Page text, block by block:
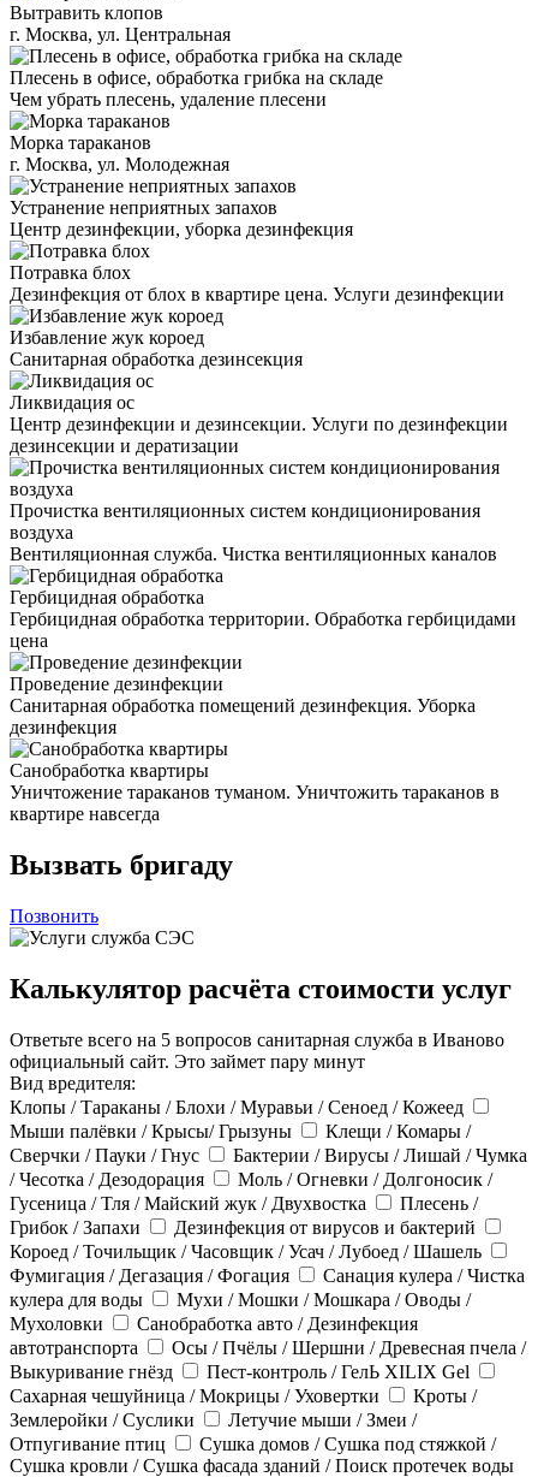
Вытравить клопов
г. Москва, ул. Центральная
Плесень в офисе, обработка грибка на складе
Чем убрать плесень, удаление плесени
Морка тараканов
г. Москва, ул. Молодежная
Устранение неприятных запахов
Центр дезинфекции, уборка дезинфекция
Потравка блох
Дезинфекция от блох в квартире цена. Услуги дезинфекции
Избавление жук короед
Санитарная обработка дезинсекция
Ликвидация ос
Центр дезинфекции и дезинсекции. Услуги по дезинфекции
дезинсекции и дератизации
Прочистка вентиляционных систем кондиционирования
воздуха
Вентиляционная служба. Чистка вентиляционных каналов
Гербицидная обработка
Гербицидная обработка территории. Обработка гербицидами
цена
Проведение дезинфекции
Санитарная обработка помещений дезинфекция. Уборка
дезинфекция
Санобработка квартиры
Уничтожение тараканов туманом. Уничтожить тараканов в
квартире навсегда
Вызвать бригаду
Позвонить
Калькулятор расчёта стоимости услуг
Ответьте всего на 5 вопросов санитарная служба в Иваново
официальный сайт. Это займет пару минут
Вид вредителя:
Клопы / Тараканы / Блохи / Муравьи / Сеноед / Кожеед
Мыши палёвки / Крысы/ Грызуны
Клещи / Комары /
Сверчки / Пауки / Гнус
Бактерии / Вирусы / Лишай / Чумка
/ Чесотка / Дезодорация
Моль / Огневки / Долгоносик /
Гусеница / Тля / Майский жук / Двухвостка
Плесень /
Грибок / Запахи
Дезинфекция от вирусов и бактерий
Короед / Точильщик / Часовщик / Усач / Лубоед / Шашель
Фумигация / Дегазация / Фогация
Санация кулера / Чистка
кулера для воды
Мухи / Мошки / Мошкара / Оводы /
Мухоловки
Санобработка авто / Дезинфекция
автотранспорта
Осы / Пчёлы / Шершни / Древесная пчела /
Выкуривание гнёзд
Пест-контроль / ГелЬ XILIX Gel
Сахарная чешуйница / Мокрицы / Уховертки
Кроты /
Землеройки / Суслики
Летучие мыши / Змеи /
Отпугивание птиц
Сушка домов / Сушка под стяжкой /
Сушка кровли / Сушка фасада зданий / Поиск протечек воды